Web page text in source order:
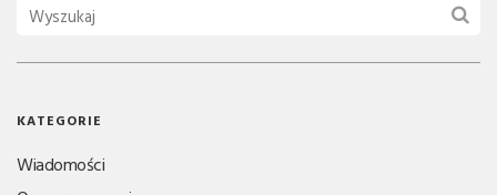
KATEGORIE
Wiadomości